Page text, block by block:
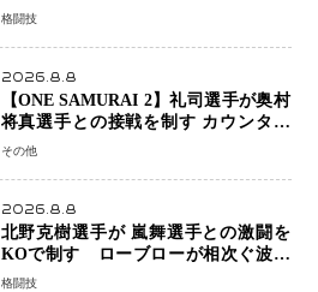
権を握り判定勝利
格闘技
2026.8.8
【ONE SAMURAI 2】礼司選手が奥村
将真選手との接戦を制す カウンター
と正確な打撃で判定勝利
その他
2026.8.8
北野克樹選手が 嵐舞選手との激闘を
KOで制す ローブローが相次ぐ波乱
の展開…涙の勝利「生まれてくる娘の
格闘技